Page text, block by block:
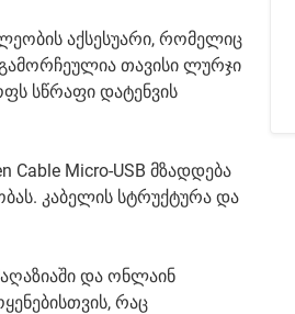
აქსესუარი, რომელიც
თავისი ლურჯი
სწრაფი დატენვის
Cable Micro-USB მზადდება
კაბელის სტრუქტურა და
და ონლაინ
რაც